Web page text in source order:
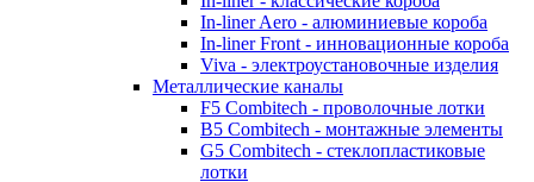
In-liner Aero - алюминиевые короба
In-liner Front - инновационные короба
Viva - электроустановочные изделия
Металлические каналы
F5 Combitech - проволочные лотки
B5 Combitech - монтажные элементы
G5 Combitech - стеклопластиковые
лотки